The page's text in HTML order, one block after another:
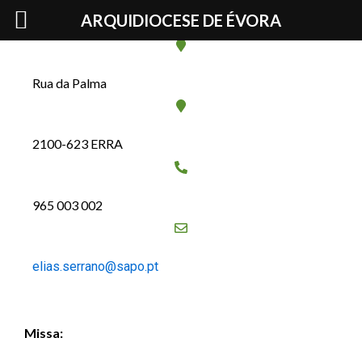
Skip
Cónego Elias Serrano Martins
Rua da Palma
2100-623 ERRA
965 003 002
elias.serrano@sapo.pt
Missa:
ARQUIDIOCESE DE ÉVORA